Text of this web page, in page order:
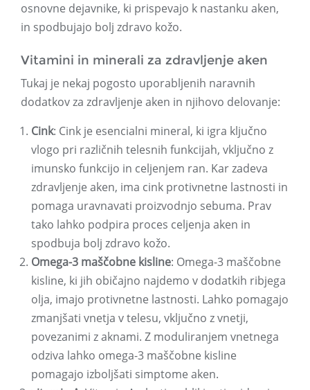
osnovne dejavnike, ki prispevajo k nastanku aken,
in spodbujajo bolj zdravo kožo.
Vitamini in minerali za zdravljenje aken
Tukaj je nekaj pogosto uporabljenih naravnih
dodatkov za zdravljenje aken in njihovo delovanje:
Cink: Cink je esencialni mineral, ki igra ključno
vlogo pri različnih telesnih funkcijah, vključno z
imunsko funkcijo in celjenjem ran. Kar zadeva
zdravljenje aken, ima cink protivnetne lastnosti in
pomaga uravnavati proizvodnjo sebuma. Prav
tako lahko podpira proces celjenja aken in
spodbuja bolj zdravo kožo.
Omega-3 maščobne kisline: Omega-3 maščobne
kisline, ki jih običajno najdemo v dodatkih ribjega
olja, imajo protivnetne lastnosti. Lahko pomagajo
zmanjšati vnetja v telesu, vključno z vnetji,
povezanimi z aknami. Z moduliranjem vnetnega
odziva lahko omega-3 maščobne kisline
pomagajo izboljšati simptome aken.